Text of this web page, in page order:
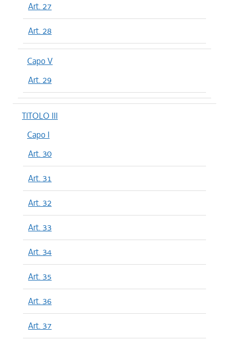
Art. 27
Art. 28
Capo V
Art. 29
TITOLO III
Capo I
Art. 30
Art. 31
Art. 32
Art. 33
Art. 34
Art. 35
Art. 36
Art. 37